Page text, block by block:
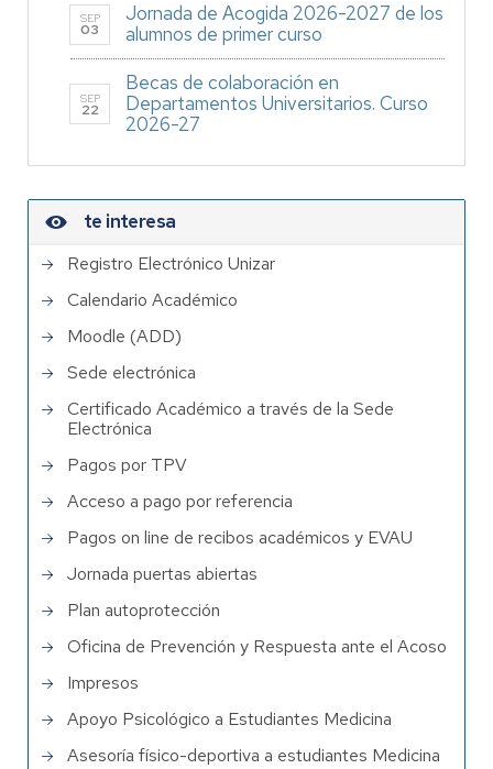
SEP
03
Jornada de Acogida 2026-2027 de los
alumnos de primer curso
SEP
22
Becas de colaboración en
Departamentos Universitarios. Curso
2026-27
te interesa
Registro Electrónico Unizar
Calendario Académico
Moodle (ADD)
Sede electrónica
Certificado Académico a través de la Sede
Electrónica
Pagos por TPV
Acceso a pago por referencia
Pagos on line de recibos académicos y EVAU
Jornada puertas abiertas
Plan autoprotección
Oficina de Prevención y Respuesta ante el Acoso
Impresos
Apoyo Psicológico a Estudiantes Medicina
Asesoría físico-deportiva a estudiantes Medicina